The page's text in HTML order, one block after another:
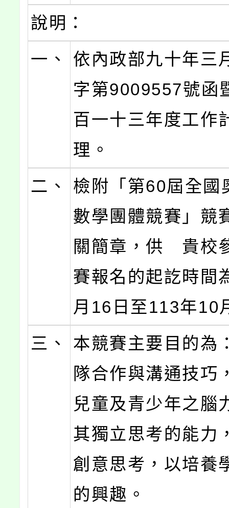
說明：
一、
依內政部九十年三
字第9009557號函
百一十三年度工作
理。
二、
檢附「第60屆全國
數學團體競賽」競
關簡章，供 貴校
賽報名的起訖時間
月16日至113年10
三、
本競賽主要目的為
隊合作與溝通技巧
兒童及青少年之腦
其獨立思考的能力
創意思考，以培養
的興趣。